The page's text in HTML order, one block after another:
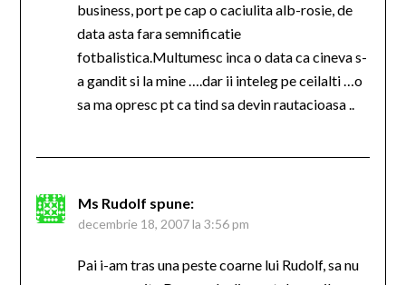
business, port pe cap o caciulita alb-rosie, de
data asta fara semnificatie
fotbalistica.Multumesc inca o data ca cineva s-
a gandit si la mine ….dar ii inteleg pe ceilalti …o
sa ma opresc pt ca tind sa devin rautacioasa ..
Ms Rudolf spune:
decembrie 18, 2007 la 3:56 pm
Pai i-am tras una peste coarne lui Rudolf, sa nu